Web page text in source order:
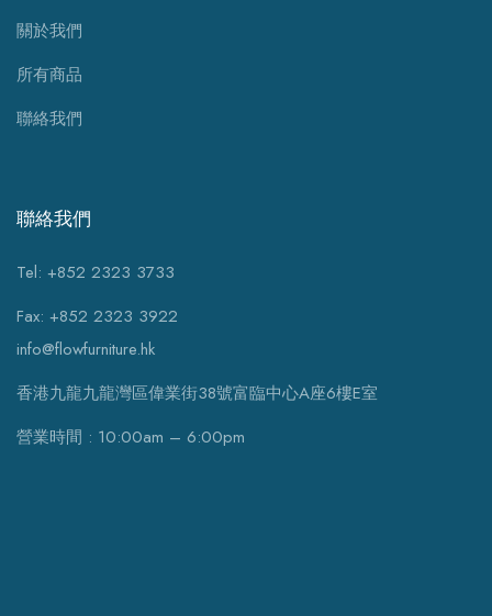
關於我們
所有商品
聯絡我們
聯絡我們
Tel: +852 2323 3733
Fax: +852 2323 3922
info@flowfurniture.hk
香港九龍九龍灣區偉業街38號富臨中心A座6樓E室
營業時間 : 10:00am – 6:00pm